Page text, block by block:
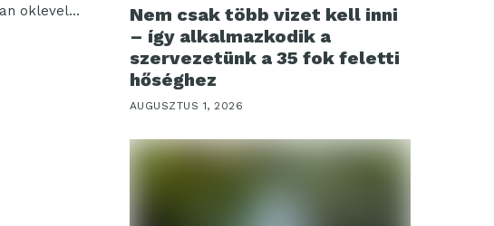
okleveles
Nem csak több vizet kell inni
– így alkalmazkodik a
szervezetünk a 35 fok feletti
hőséghez
AUGUSZTUS 1, 2026